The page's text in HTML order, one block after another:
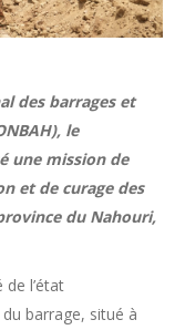
des barrages et
le
une mission de
et de curage des
du Nahouri,
l’état
barrage, situé à